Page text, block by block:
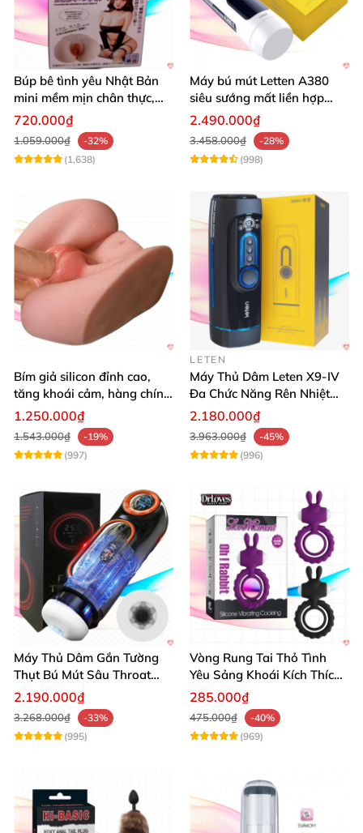
Búp bê tình yêu Nhật Bản
mini mềm mịn chân thực,
mông tròn quyến rũ
720.000₫
1.059.000₫
-32%
(1,638)
Máy bú mút Letten A380
siêu sướng mất liền hợp
chói
2.490.000₫
3.458.000₫
-28%
(998)
Bím giả silicon đỉnh cao,
tăng khoái cảm, hàng chính
hãng SHP1391
1.250.000₫
1.543.000₫
-19%
(997)
LETEN
Máy Thủ Dâm Leten X9-IV
Đa Chức Năng Rên Nhiệt
Bật Đỉnh
2.180.000₫
3.963.000₫
-45%
(996)
Máy Thủ Dâm Gắn Tường
Thụt Bú Mút Sâu Throat
Cao Cấp
2.190.000₫
3.268.000₫
-33%
(995)
Vòng Rung Tai Thỏ Tình
Yêu Sảng Khoái Kích Thích
Mạnh
285.000₫
475.000₫
-40%
(969)